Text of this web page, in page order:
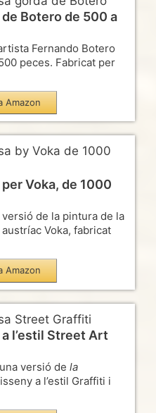
Botero de 500 a
Fernando Botero
peces. Fabricat per
Amazon
Voka, de 1000
de la pintura de la
Voka, fabricat
Amazon
l’estil Street Art
versió de la
a l’estil Graffiti i